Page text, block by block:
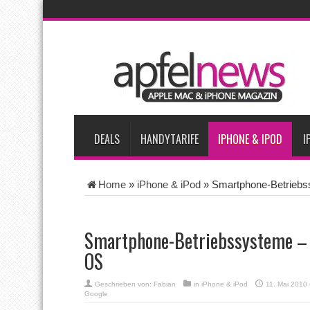
Bericht: iPad-Lieferungen im 2. Quartal 2026 um 7,5 Prozent
Vom iPad-Design zum eigenen T-Shirt: Checkliste für Apple-
Apple testet zwei neue Display-Panels für iPhone-Modelle 2027
Apples Smartbrille könnte das nächste große Gesundheits-
DEALS HANDYTARIFE IPHONE & IPOD
Home » iPhone & iPod » Smartphone-
Smartphone-Betriebssysteme
OS
Geschrieben von: Fabian in iPhone & iPod 11. Mai 2010
Google